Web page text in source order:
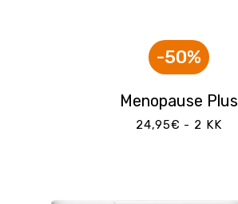
-50%
Menopause Plus
24,95€ - 2 KK